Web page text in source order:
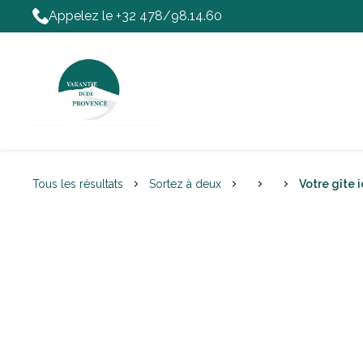
Appelez le +32 478/98.14.60
Tous les résultats Sortez à deux Votre gîte